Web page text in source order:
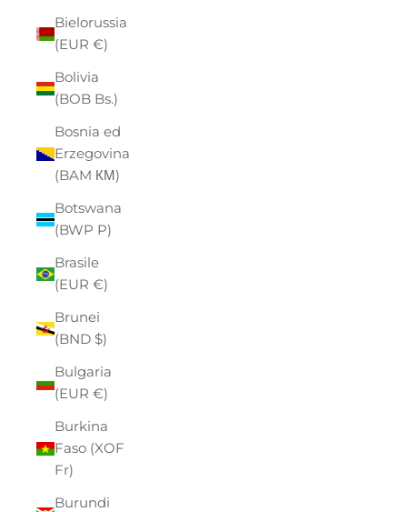
Bielorussia
(EUR €)
Bolivia
(BOB Bs.)
Bosnia ed
Erzegovina
(BAM КМ)
Botswana
(BWP P)
Brasile
(EUR €)
Brunei
(BND $)
Bulgaria
(EUR €)
Burkina
Faso (XOF
Fr)
Burundi